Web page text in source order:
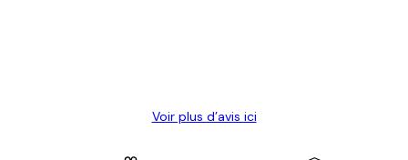
Voir plus d’avis ici